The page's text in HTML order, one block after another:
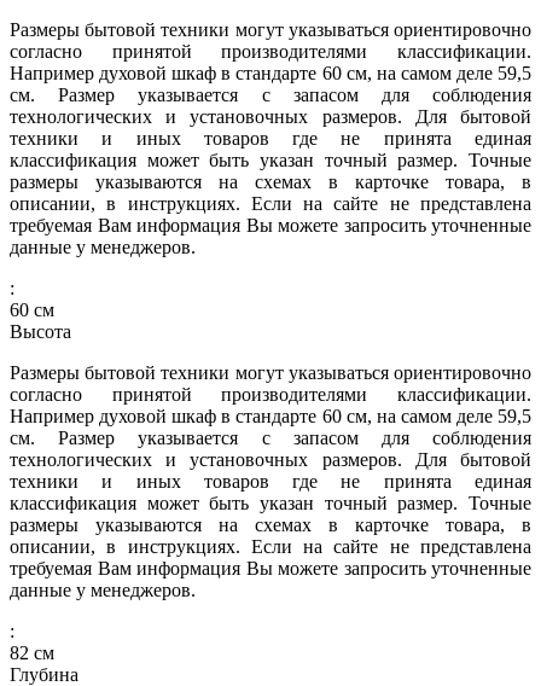
Размеры бытовой техники могут указываться ориентировочно
согласно принятой производителями классификации.
Например духовой шкаф в стандарте 60 см, на самом деле 59,5
см. Размер указывается с запасом для соблюдения
технологических и установочных размеров. Для бытовой
техники и иных товаров где не принята единая
классификация может быть указан точный размер. Точные
размеры указываются на схемах в карточке товара, в
описании, в инструкциях. Если на сайте не представлена
требуемая Вам информация Вы можете запросить уточненные
данные у менеджеров.
:
60 см
Высота
Размеры бытовой техники могут указываться ориентировочно
согласно принятой производителями классификации.
Например духовой шкаф в стандарте 60 см, на самом деле 59,5
см. Размер указывается с запасом для соблюдения
технологических и установочных размеров. Для бытовой
техники и иных товаров где не принята единая
классификация может быть указан точный размер. Точные
размеры указываются на схемах в карточке товара, в
описании, в инструкциях. Если на сайте не представлена
требуемая Вам информация Вы можете запросить уточненные
данные у менеджеров.
:
82 см
Глубина